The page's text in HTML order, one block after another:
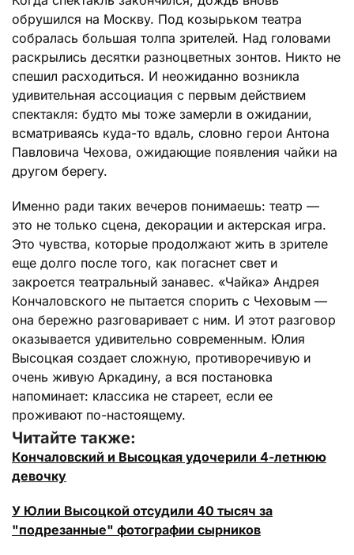
обрушился на Москву. Под козырьком театра
собралась большая толпа зрителей. Над головами
раскрылись десятки разноцветных зонтов. Никто не
спешил расходиться. И неожиданно возникла
удивительная ассоциация с первым действием
спектакля: будто мы тоже замерли в ожидании,
всматриваясь куда-то вдаль, словно герои Антона
Павловича Чехова, ожидающие появления чайки на
другом берегу.
Именно ради таких вечеров понимаешь: театр —
это не только сцена, декорации и актерская игра.
Это чувства, которые продолжают жить в зрителе
еще долго после того, как погаснет свет и
закроется театральный занавес. «Чайка» Андрея
Кончаловского не пытается спорить с Чеховым —
она бережно разговаривает с ним. И этот разговор
оказывается удивительно современным. Юлия
Высоцкая создает сложную, противоречивую и
очень живую Аркадину, а вся постановка
напоминает: классика не стареет, если ее
проживают по-настоящему.
Читайте также:
Кончаловский и Высоцкая удочерили 4-летнюю
девочку
У Юлии Высоцкой отсудили 40 тысяч за
"подрезанные" фотографии сырников